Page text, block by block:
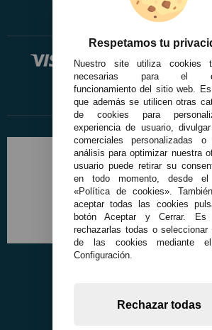
Respetamos tu
Nuestro site utiliza cookies
necesarias para el
funcionamiento del sitio web.
que además se utilicen otras
de cookies para
experiencia de usuario,
comerciales personalizadas o
análisis para optimizar nuestra
usuario puede retirar su
en todo momento, desde el
«Política de cookies».
aceptar todas las cookies
botón Aceptar y Cerrar. Es
rechazarlas todas o seleccionar
de las cookies mediante
Configuración.
Rechazar todas